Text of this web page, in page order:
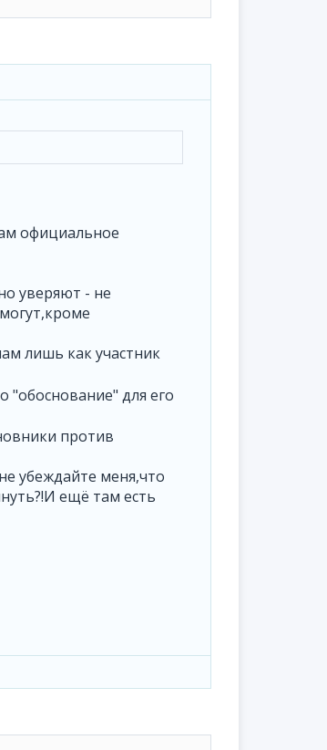
официальное
уверяют - не
лишь как участник
"обоснование" для его
против
убеждайте меня,что
ещё там есть